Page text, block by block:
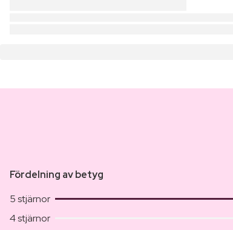
Fördelning av betyg
5 stjärnor
4 stjärnor